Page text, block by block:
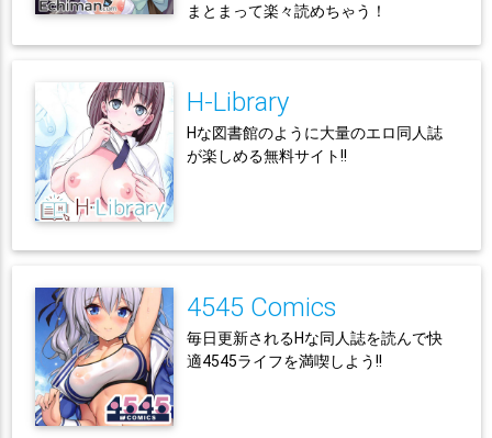
まとまって楽々読めちゃう！
H-Library
Hな図書館のように大量のエロ同人誌
が楽しめる無料サイト!!
4545 Comics
毎日更新されるHな同人誌を読んで快
適4545ライフを満喫しよう!!